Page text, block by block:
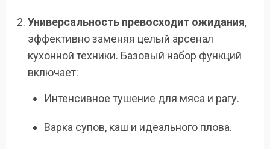
Универсальность превосходит ожидания,
эффективно заменяя целый арсенал
кухонной техники. Базовый набор функций
включает:
Интенсивное тушение для мяса и рагу.
Варка супов, каш и идеального плова.